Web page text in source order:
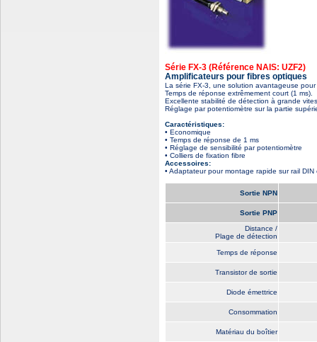
Série FX-3 (Référence NAIS: UZF2)
Amplificateurs pour fibres optiques
La série FX-3, une solution avantageuse
Temps de réponse extrêmement court (1 ms).
Excellente stabilité de détection à grande
Réglage par potentiomètre sur la partie
Caractéristiques:
• Economique
• Temps de réponse de 1 ms
• Réglage de sensibilité par potentiomètre
• Colliers de fixation fibre
Accessoires:
• Adaptateur pour montage rapide sur rail DIN
Sortie NPN
Sortie PNP
Distance /
Plage de détection
Temps de réponse
Transistor de sortie
Diode émettrice
Consommation
Matériau du boîtier